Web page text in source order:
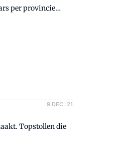
per provincie
9 DEC. 21
Topstollen die